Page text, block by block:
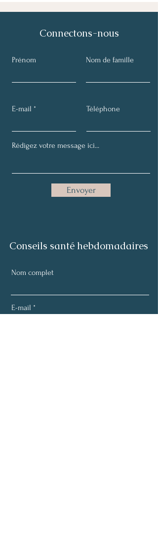
Connectons-nous
Prénom Nom de famille
E-mail Téléphone
Envoyer
Conseils santé hebdomadaires
Nom complet
E-mail